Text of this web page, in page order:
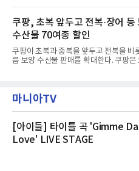
것으로 확인됐다”고 설명했다.이어 “정
재 원인은 추후 조사될
으로 여유로운 저녁 시간부터 호텔 스테
작할 수 있도록 준비됐다.앰배서더 서울
텔 측은 “퇴근 후 또는 주말 도심 속에서
온전한 휴식을 원하는 고객들에게 특별한
을 제공한다”고 밝혔다.패키지는 디럭스
제큐티브 두 가지 타입으로 구성된다. 디
키지는 객실 1박(룸 온리)으로 심플한 호
스 센터 사우나 2인 이용 혜택이 포함된다
클럽 앰배서더 라운지
쿠팡, 초복 앞두고 전복·장어 등
수산물 70여종 할인
쿠팡이 초복과 중복을 앞두고 전복을 비
름 보양 수산물 판매를 확대한다. 쿠팡은
우 등이 포함됐다. 쿠팡은 올해 큰 크기의
생산량이 늘어난 점을 반영해 주요 산지
전복은 산지에서 채취한 뒤 전국으로 직
방식으로 운영된다. 신선도가 중요한 상
큼 이르면 다음 날 오전 배송이 가능하도
마니아TV
[아이들] 타이틀 곡 'Gimme
Love' LIVE STAGE